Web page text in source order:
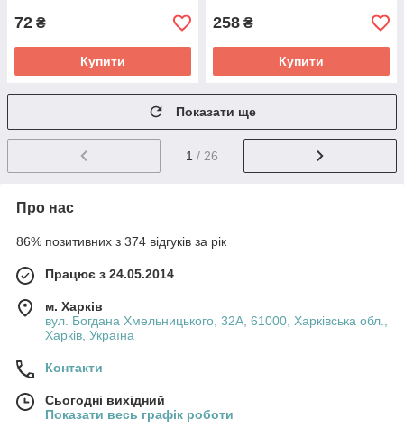
72 ₴
Купити
258 ₴
Купити
Показати ще
1 / 26
Про нас
86% позитивних з 374 відгуків за рік
Працює з 24.05.2014
м. Харків
вул. Богдана Хмельницького, 32А, 61000, Харківська обл.,
Харків, Україна
Контакти
Сьогодні вихідний
Показати весь графік роботи